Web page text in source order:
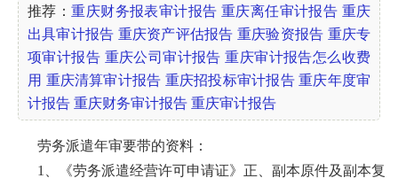
推荐：重庆财务报表审计报告 重庆离任审计报告 重庆
出具审计报告 重庆资产评估报告 重庆验资报告 重庆专
项审计报告 重庆公司审计报告 重庆审计报告怎么收费
用 重庆清算审计报告 重庆招投标审计报告 重庆年度审
计报告 重庆财务审计报告 重庆审计报告
劳务派遣年审要带的资料：
1、《劳务派遣经营许可申请证》正、副本原件及副本复